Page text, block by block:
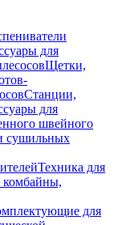
для
Щетки,
Станции,
для
швейного
сушильных
Техника для
для